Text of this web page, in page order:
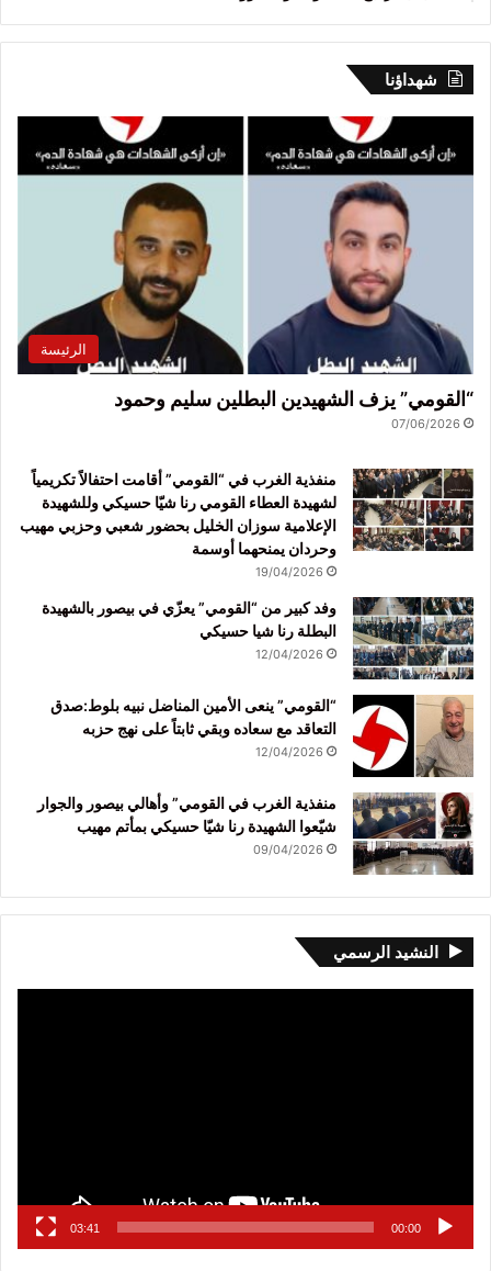
شهداؤنا
الرئيسة
“القومي” يزف الشهيدين البطلين سليم وحمود
07/06/2026
منفذية الغرب في “القومي” أقامت احتفالاً تكريمياً
لشهيدة العطاء القومي رنا شيّا حسيكي وللشهيدة
الإعلامية سوزان الخليل بحضور شعبي وحزبي مهيب
وحردان يمنحهما أوسمة
19/04/2026
وفد كبير من “القومي” يعزّي في بيصور بالشهيدة
البطلة رنا شيا حسيكي
12/04/2026
“القومي” ينعى الأمين المناضل نبيه بلوط:صدق
التعاقد مع سعاده وبقي ثابتاً على نهج حزبه
12/04/2026
منفذية الغرب في القومي” وأهالي بيصور والجوار
شيّعوا الشهيدة رنا شيّا حسيكي بمأتم مهيب
09/04/2026
النشيد الرسمي
00:00
03:41